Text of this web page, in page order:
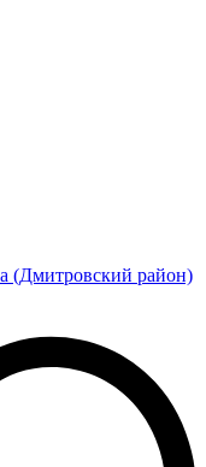
(Дмитровский район)